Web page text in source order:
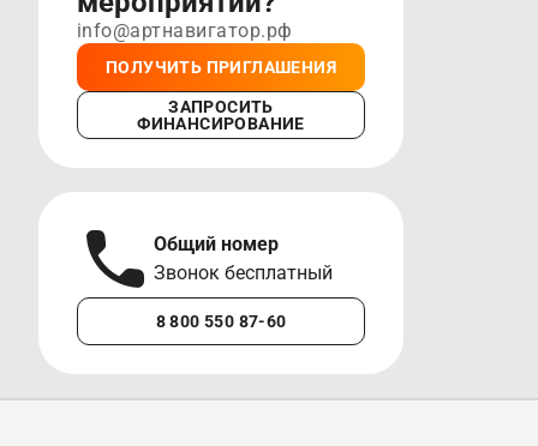
info@артнавигатор.рф
ПОЛУЧИТЬ ПРИГЛАШЕНИЯ
ЗАПРОСИТЬ
ФИНАНСИРОВАНИЕ
Общий номер
Звонок бесплатный
8 800 550 87-60